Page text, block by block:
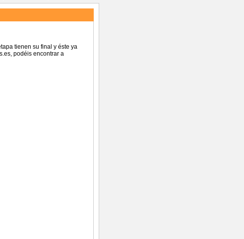
tienen su final y éste ya
podéis encontrar a